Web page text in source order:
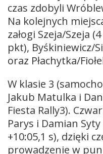
czas zdobyli
Na kolejnych
załogi Szeja/Szeja
pkt), Byśkiniewicz/
oraz Płachytka/
W klasie 3
Jakub Matulka i
Fiesta Rally3).
Parys i Damian
+10:05,1 s), dzięki
prowadzenie w